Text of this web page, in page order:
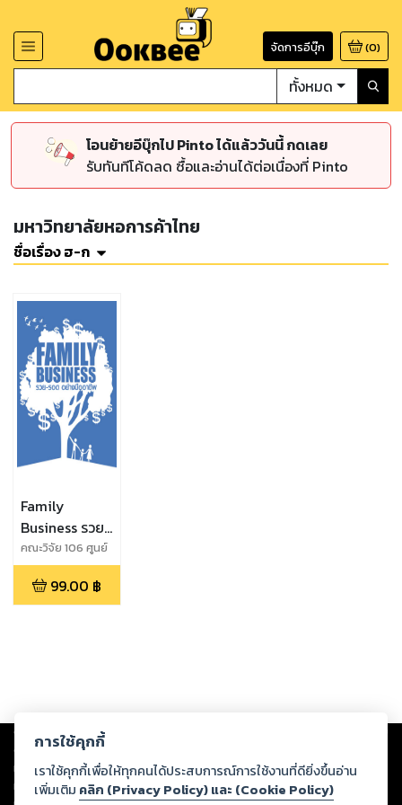
จัดการอีบุ๊ก (0)
ทั้งหมด
โอนย้ายอีบุ๊กไป Pinto ได้แล้ววันนี้ กดเลย
รับทันทีโค้ดลด ซื้อและอ่านได้ต่อเนื่องที่ Pinto
มหาวิทยาลัยหอการค้าไทย
ชื่อเรื่อง ฮ-ก
Family
Business รวย-
รอด อย่างมือ
อาชีพ
คณะวิจัย 106 ศูนย์
ศึกษาธุรกิจ
ครอบครัว,มหาวิทย
าลัยหอการค้าไทย
99.00 ฿
Copyright © 2026
ต่อผลงานหรือเนื้อหาใดที่อัปโหลดผ่านเว็บไซต์และปรากฏว่าละเมิดสิทธิใน
ทรัพย์สินทางปัญญาของบุคคลอื่นหรือขัดต่อกฎหมายและศีลธรรม ดังนั้น ผู้อ่าน
ทุกท่านโปรดใช้วิจารณญาณในการกลั่นกรองด้วยตนเอง และหากท่านพบว่าส่วน
การใช้คุกกี้
เราใช้คุกกี้เพื่อให้ทุกคนได้ประสบการณ์การใช้งานที่ดียิ่งขึ้นอ่าน
เพิ่มเติม คลิก (Privacy Policy) และ (Cookie Policy)